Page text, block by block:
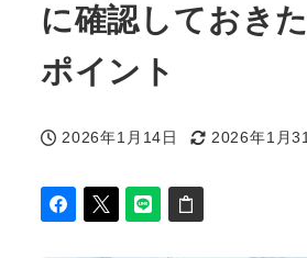
に確認しておき
ポイント
投稿日
2026年1月14日
更新日
2026年1月